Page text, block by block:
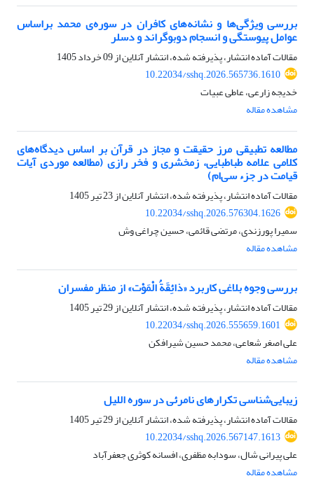
بررسی ویژگی‌ها و نشانه‌ها‌ی کافران در سوره‌ی محمد براساس
عوامل پیوستگی و انسجام دوبوگراند و دسلر
مقالات آماده انتشار، پذیرفته شده، انتشار آنلاین از09 خرداد 1405
10.22034/sshq.2026.565736.1610
خدیجه زارعی، عاطی عبیات
مشاهده مقاله
مطالعه تطبیقی مرز حقیقت و مجاز در قرآن بر اساس دیدگاه‌های
کلامی علامه طباطبایی، زمخشری و فخر رازی (مطالعه موردی آیات
قیامت در جزء سی‌ام)
مقالات آماده انتشار، پذیرفته شده، انتشار آنلاین از23 تیر 1405
10.22034/sshq.2026.576304.1626
سمیرا پورزندی، مرتضی قائمی، حسین چراغی وش
مشاهده مقاله
بررسی وجوه بلاغی کاربرد «ذائِقَةُ الْمَوْت» از منظر مفسران
مقالات آماده انتشار، پذیرفته شده، انتشار آنلاین از29 تیر 1405
10.22034/sshq.2026.555659.1601
علی اصغر شعاعی، محمد حسین شیرافکن
مشاهده مقاله
زیبایی‌شناسی تکرارهای نامرئی در سوره اللیل
مقالات آماده انتشار، پذیرفته شده، انتشار آنلاین از29 تیر 1405
10.22034/sshq.2026.567147.1613
علی پیرانی شال، سودابه مظفری، افسانه کوثری جعفرآباد
مشاهده مقاله